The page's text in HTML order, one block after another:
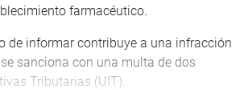
farmacéutico.
de informar contribuye a una infracción
sanciona con una multa de dos
Tributarias (UIT).